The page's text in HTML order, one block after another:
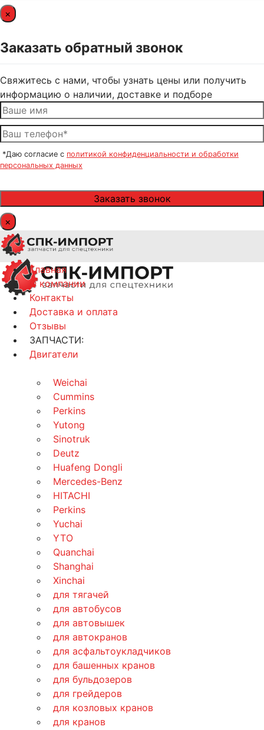
×
Заказать обратный звонок
Свяжитесь с нами, чтобы узнать цены или получить
информацию о наличии, доставке и подборе
*Даю согласие с политикой конфиденциальности и обработки
персональных данных
×
Главная
О компании
Контакты
Доставка и оплата
Отзывы
ЗАПЧАСТИ:
Двигатели
Weichai
Cummins
Perkins
Yutong
Sinotruk
Deutz
Huafeng Dongli
Mercedes-Benz
HITACHI
Perkins
Yuchai
YTO
Quanchai
Shanghai
Xinchai
для тягачей
для автобусов
для автовышек
для автокранов
для асфальтоукладчиков
для башенных кранов
для бульдозеров
для грейдеров
для козловых кранов
для кранов